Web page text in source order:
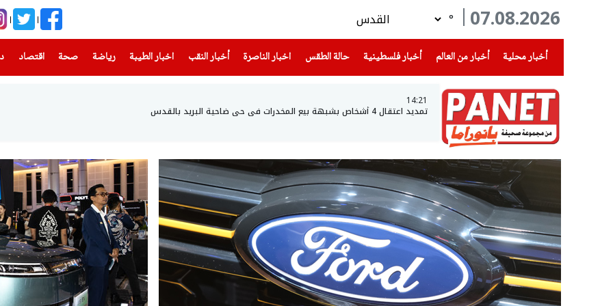
07.08.2026
°
أخبار محلية
(current) أخبار من العالم أخبار فلسطينية(current) حالة الطقس اخبار الناصرة
(current) أخبار النقب اخبار الطيبة(current) رياضة
(current) صحة(current) اقتصاد
14:21
تمديد اعتقال 4 أشخاص بشبهة بيع المخدرات في حي ضاحية البريد بالقدس